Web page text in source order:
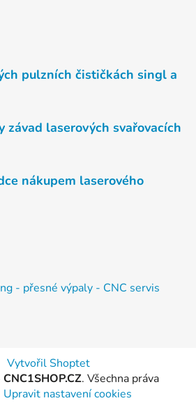
pulzních čističkách singl a
závad laserových svařovacích
nákupem laserového
- přesné výpaly - CNC servis
Vytvořil Shoptet
CNC1SHOP.CZ. Všechna práva
Upravit nastavení cookies